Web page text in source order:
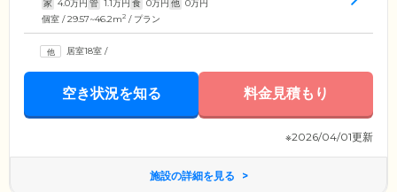
家 4.0万円 管 1.1万円 食 0万円 他 0万円
個室 / 29.57~46.2m2 / プラン
居室18室 /
空き状況を知る 料金見積もり
※2026/04/01更新
施設の詳細を見る